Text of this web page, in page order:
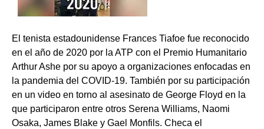
El tenista estadounidense Frances Tiafoe fue reconocido
en el año de 2020 por la ATP con el Premio Humanitario
Arthur Ashe por su apoyo a organizaciones enfocadas en
la pandemia del COVID-19. También por su participación
en un video en torno al asesinato de George Floyd en la
que participaron entre otros Serena Williams, Naomi
Osaka, James Blake y Gael Monfils. Checa el